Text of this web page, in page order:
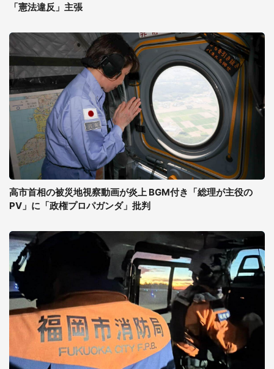
「憲法違反」主張
高市首相の被災地視察動画が炎上 BGM付き「総理が主役の
PV」に「政権プロパガンダ」批判